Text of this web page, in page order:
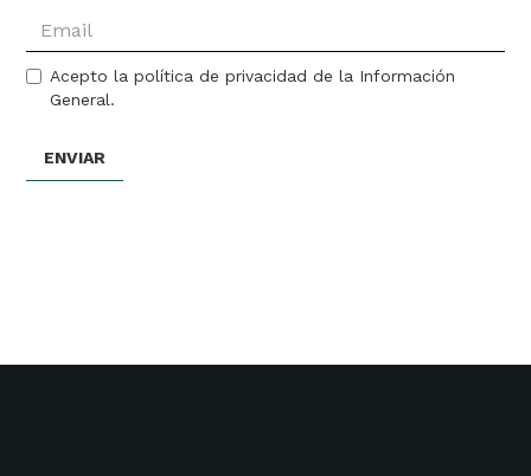
Acepto la política de privacidad de la Información
General.